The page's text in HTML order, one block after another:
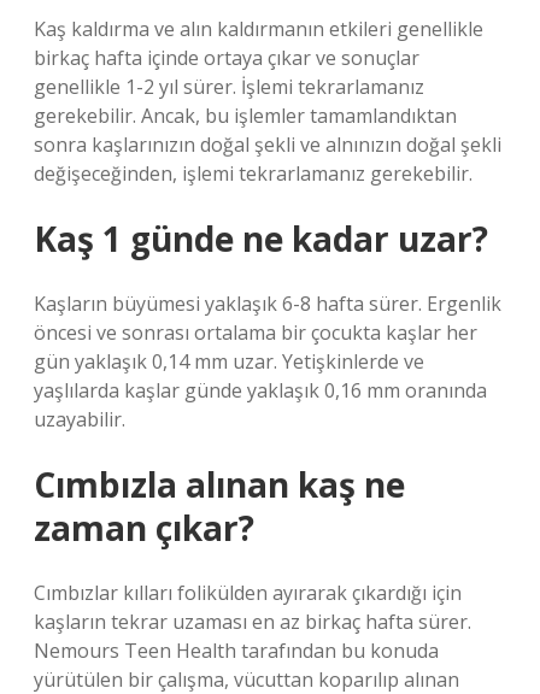
Kaş kaldırma ve alın kaldırmanın etkileri genellikle
birkaç hafta içinde ortaya çıkar ve sonuçlar
genellikle 1-2 yıl sürer. İşlemi tekrarlamanız
gerekebilir. Ancak, bu işlemler tamamlandıktan
sonra kaşlarınızın doğal şekli ve alnınızın doğal şekli
değişeceğinden, işlemi tekrarlamanız gerekebilir.
Kaş 1 günde ne kadar uzar?
Kaşların büyümesi yaklaşık 6-8 hafta sürer. Ergenlik
öncesi ve sonrası ortalama bir çocukta kaşlar her
gün yaklaşık 0,14 mm uzar. Yetişkinlerde ve
yaşlılarda kaşlar günde yaklaşık 0,16 mm oranında
uzayabilir.
Cımbızla alınan kaş ne
zaman çıkar?
Cımbızlar kılları folikülden ayırarak çıkardığı için
kaşların tekrar uzaması en az birkaç hafta sürer.
Nemours Teen Health tarafından bu konuda
yürütülen bir çalışma, vücuttan koparılıp alınan